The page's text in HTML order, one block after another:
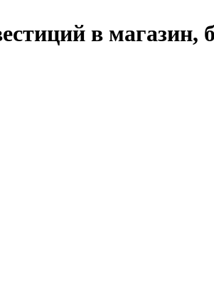
в магазин,